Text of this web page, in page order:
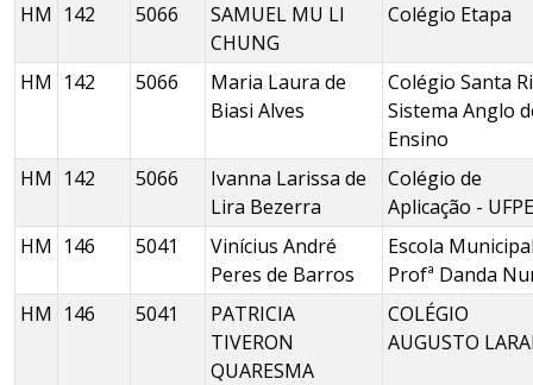
HM 142 5066
SAMUEL MU LI
CHUNG
Colégio Etapa
HM 142 5066
Maria Laura de
Biasi Alves
Colégio Santa
Sistema Anglo
Ensino
HM 142 5066
Ivanna Larissa de
Lira Bezerra
Colégio de
Aplicação - UFPE
HM 146 5041
Vinícius André
Peres de Barros
Escola
Profª Danda
HM 146 5041
PATRICIA
TIVERON
QUARESMA
COLÉGIO
AUGUSTO